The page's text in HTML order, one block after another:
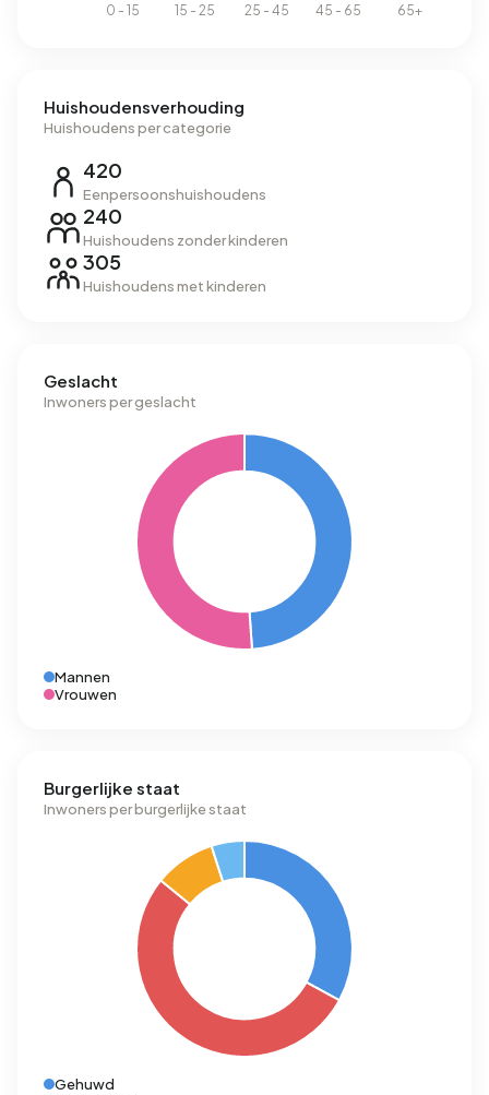
Huishoudensverhouding
Huishoudens per categorie
420
Eenpersoonshuishoudens
240
Huishoudens zonder kinderen
305
Huishoudens met kinderen
Geslacht
Inwoners per geslacht
Mannen
Vrouwen
Burgerlijke staat
Inwoners per burgerlijke staat
Gehuwd